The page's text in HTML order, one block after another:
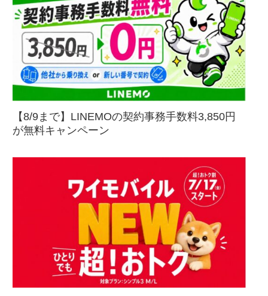
【8/9まで】LINEMOの契約事務手数料3,850円
が無料キャンペーン